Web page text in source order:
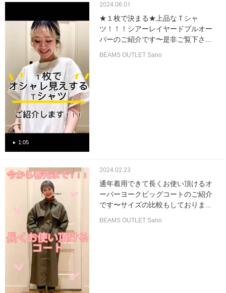
1:05
2024.06.01
★１枚で決まる★上品なＴシャ
ツ！！！シアーレイヤードプルオー
バーのご紹介です〜是非ご覧下さ...
BEAMS OUTLET Sano
2024.02.23
通年着用できて長くお使い頂けるオ
ーバーヨークビッグコートのご紹介
です〜サイズの比較もしておりま...
BEAMS OUTLET Sano